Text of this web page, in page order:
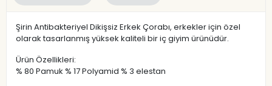
Şirin Antibakteriyel Dikişsiz Erkek Çorabı, erkekler için özel
olarak tasarlanmış yüksek kaliteli bir iç giyim ürünüdür.
Ürün Özellikleri:
% 80 Pamuk % 17 Polyamid % 3 elestan